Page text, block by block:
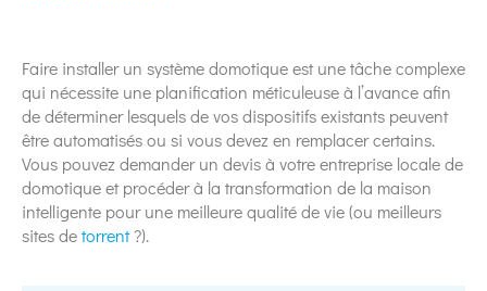
Faire installer un système domotique est une tâche complexe
qui nécessite une planification méticuleuse à l’avance afin
de déterminer lesquels de vos dispositifs existants peuvent
être automatisés ou si vous devez en remplacer certains.
Vous pouvez demander un devis à votre entreprise locale de
domotique et procéder à la transformation de la maison
intelligente pour une meilleure qualité de vie (ou meilleurs
sites detorrent?).